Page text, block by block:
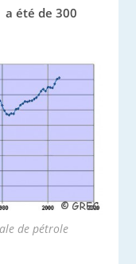
a été de 300
de pétrole